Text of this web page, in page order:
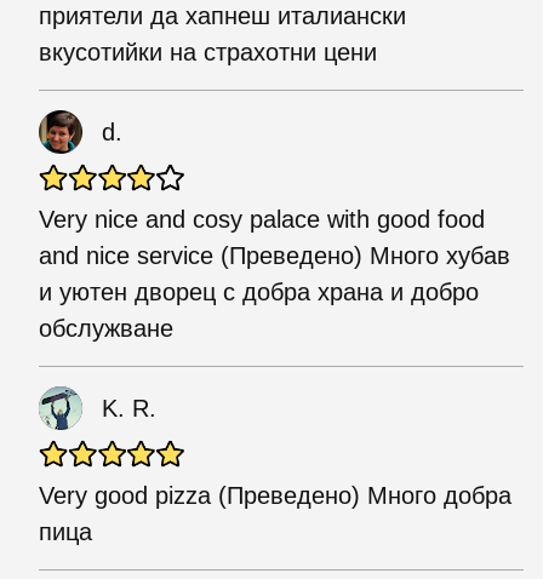
приятели да хапнеш италиански
вкусотийки на страхотни цени
d.
Very nice and cosy palace with good food
and nice service (Преведено) Много хубав
и уютен дворец с добра храна и добро
обслужване
K. R.
Very good pizza (Преведено) Много добра
пица